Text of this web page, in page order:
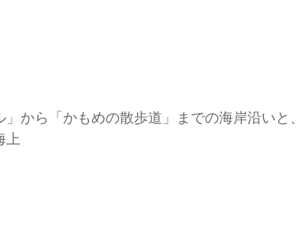
から「かもめの散歩道」までの海岸沿いと、